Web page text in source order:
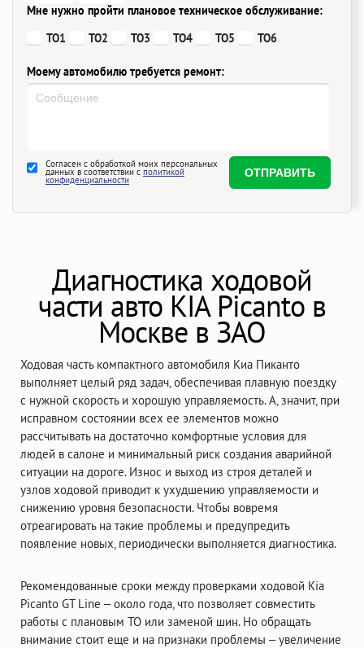
Мне нужно пройти плановое техническое обслуживание:
ТО1
ТО2 ТО3 ТО4 ТО5 ТО6
Моему автомобилю требуется ремонт:
Согласен с обработкой моих персональных
данных в соответствии с политикой
конфиденциальности
Диагностика ходовой
части авто KIA Picanto в
Москве в ЗАО
Ходовая часть компактного автомобиля Киа Пиканто
выполняет целый ряд задач, обеспечивая плавную поездку
с нужной скорость и хорошую управляемость. А, значит, при
исправном состоянии всех ее элементов можно
рассчитывать на достаточно комфортные условия для
людей в салоне и минимальный риск создания аварийной
ситуации на дороге. Износ и выход из строя деталей и
узлов ходовой приводит к ухудшению управляемости и
снижению уровня безопасности. Чтобы вовремя
отреагировать на такие проблемы и предупредить
появление новых, периодически выполняется диагностика.
Рекомендованные сроки между проверками ходовой Kia
Picanto GT Line – около года, что позволяет совместить
работы с плановым ТО или заменой шин. Но обращать
внимание стоит еще и на признаки проблемы – увеличение